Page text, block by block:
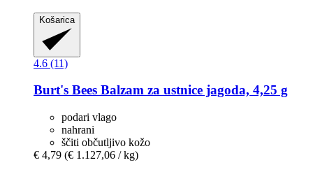
Košarica
4.6 (11)
Burt's Bees Balzam za ustnice jagoda, 4,25 g
podari vlago
nahrani
ščiti občutljivo kožo
€ 4,79 (€ 1.127,06 / kg)